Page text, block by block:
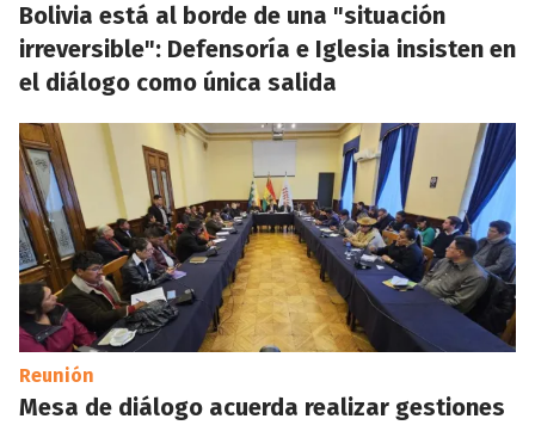
Bolivia está al borde de una "situación
irreversible": Defensoría e Iglesia insisten en
el diálogo como única salida
Reunión
Mesa de diálogo acuerda realizar gestiones